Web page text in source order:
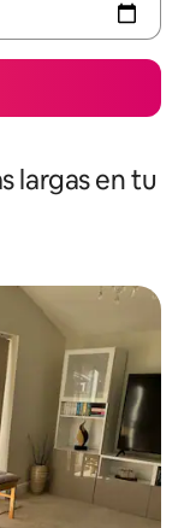
largas en tu